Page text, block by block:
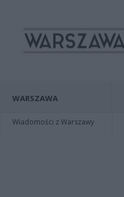
WARSZAWA
Wiadomości z Warszawy